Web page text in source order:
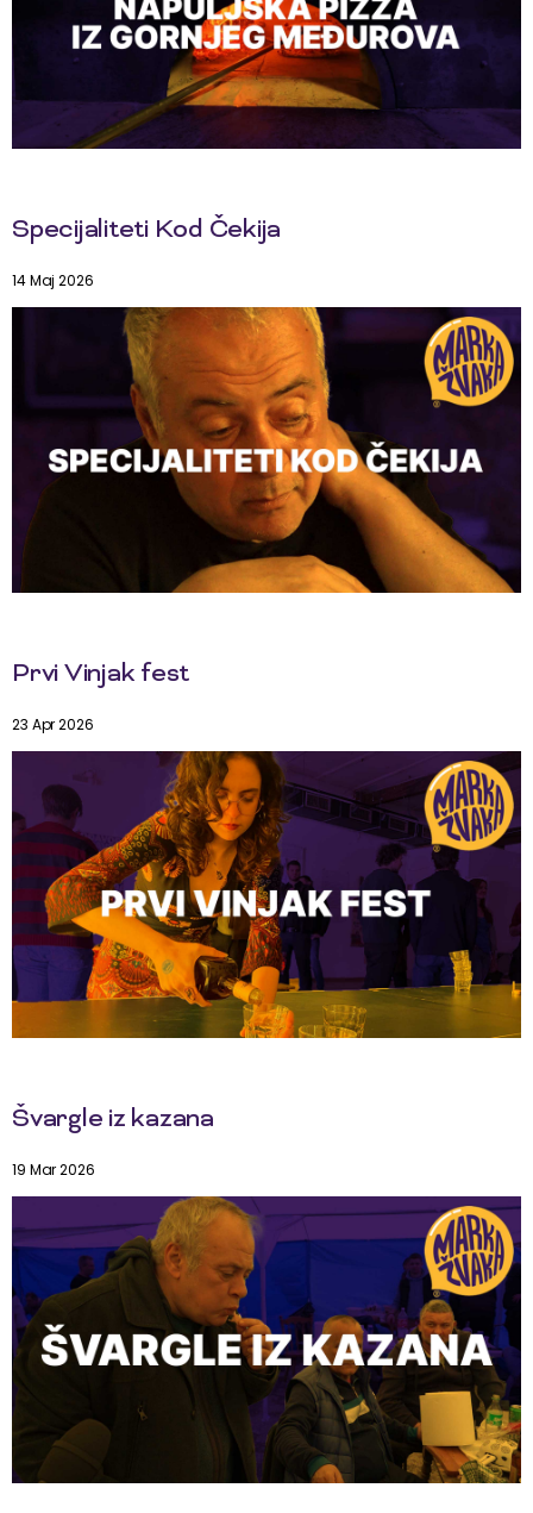
Specijaliteti Kod Čekija
14 Maj 2026
Prvi Vinjak fest
23 Apr 2026
Švargle iz kazana
19 Mar 2026